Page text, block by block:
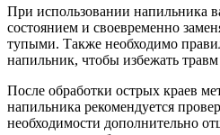
При использовании напильника
состоянием и своевременно
тупыми. Также необходимо
напильник, чтобы избежать
После обработки острых краев
напильника рекомендуется
необходимости дополнительно